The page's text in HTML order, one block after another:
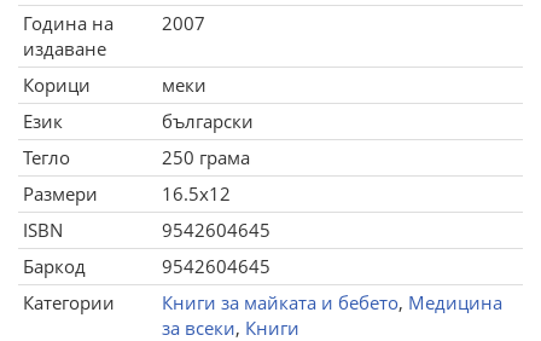
Година на
издаване
2007
Корици
меки
Език
български
Тегло
250 грама
Размери
16.5x12
ISBN
9542604645
Баркод
9542604645
Категории
Книги за майката и бебето, Медицина
за всеки, Книги